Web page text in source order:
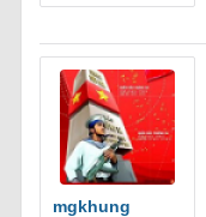
mgkhung